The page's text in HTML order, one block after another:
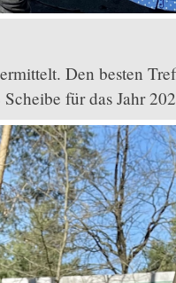
Den besten
für das Jahr